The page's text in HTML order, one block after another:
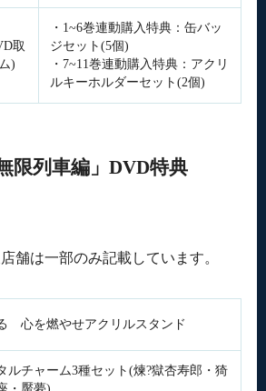
取
)
・1~6巻連動購入特典：缶バッ
ジセット(5個)
・7~11巻連動購入特典：アクリ
ルキーホルダーセット(2個)
限列車編」DVD特典
舗は一部のみ記載しています。
心を燃やせアクリルスタンド
ルチャーム3種セット(煉?獄杏寿郎・猗